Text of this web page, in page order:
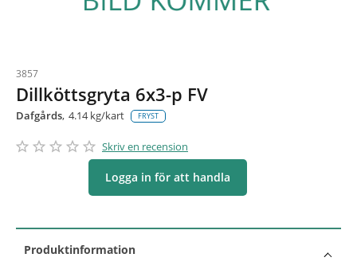
3857
Dillköttsgryta 6x3-p FV
Dafgårds 4.14 kg/kart FRYST
star_border star_border star_border star_border star_border
star star star star star Skriv en recension
Logga in för att handla
Produktinformation